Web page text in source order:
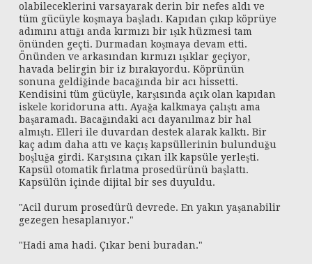
olabileceklerini varsayarak derin bir nefes aldı ve
tüm gücüyle koşmaya başladı. Kapıdan çıkıp köprüye
adımını attığı anda kırmızı bir ışık hüzmesi tam
önünden geçti. Durmadan koşmaya devam etti.
Önünden ve arkasından kırmızı ışıklar geçiyor,
havada belirgin bir iz bırakıyordu. Köprünün
sonuna geldiğinde bacağında bir acı hissetti.
Kendisini tüm gücüyle, karşısında açık olan kapıdan
iskele koridoruna attı. Ayağa kalkmaya çalıştı ama
başaramadı. Bacağındaki acı dayanılmaz bir hal
almıştı. Elleri ile duvardan destek alarak kalktı. Bir
kaç adım daha attı ve kaçış kapsüllerinin bulunduğu
boşluğa girdi. Karşısına çıkan ilk kapsüle yerleşti.
Kapsül otomatik fırlatma prosedürünü başlattı.
Kapsülün içinde dijital bir ses duyuldu.
"Acil durum prosedürü devrede. En yakın yaşanabilir
gezegen hesaplanıyor."
"Hadi ama hadi. Çıkar beni buradan."